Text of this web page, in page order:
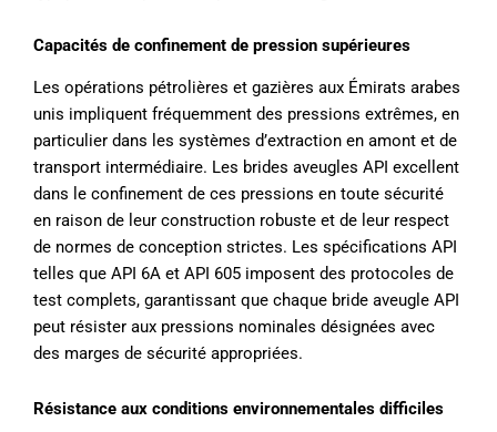
Capacités de confinement de pression supérieures
Les opérations pétrolières et gazières aux Émirats arabes
unis impliquent fréquemment des pressions extrêmes, en
particulier dans les systèmes d’extraction en amont et de
transport intermédiaire. Les brides aveugles API excellent
dans le confinement de ces pressions en toute sécurité
en raison de leur construction robuste et de leur respect
de normes de conception strictes. Les spécifications API
telles que API 6A et API 605 imposent des protocoles de
test complets, garantissant que chaque bride aveugle API
peut résister aux pressions nominales désignées avec
des marges de sécurité appropriées.
Résistance aux conditions environnementales difficiles